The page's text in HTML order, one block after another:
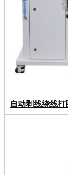
自动剥线绕线打